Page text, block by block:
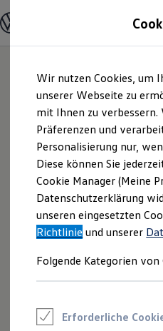
Hauptinhalt
springen
Footer
springen
Modelle und Konfigurator
Modelle vergleichen
Elektroautos
ENERGY
Nutzfahrzeuge
SUV und CUV
Familienautos
Kombis
Kompaktwagen
Sportwagen
Schnell verfügbare
Angebote und Produkte
Aktuelle Angebote
E-Auto-Förderung
Volkswagen
Junge
Saisonangebote
Wir nutzen Cookies, um
unserer Webseite zu
mit Ihnen zu
Präferenzen und
Personalisierung nur,
Diese können Sie
Cookie Manager (Meine
Datenschutzerklärung
unseren eingesetzten
Richtlinie und unserer
Folgende Kategorien
Erforderliche